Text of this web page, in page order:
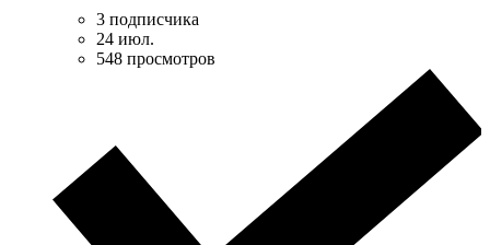
3 подписчика
24 июл.
548 просмотров